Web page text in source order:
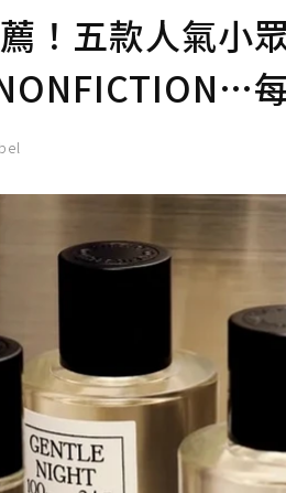
！五款人氣小